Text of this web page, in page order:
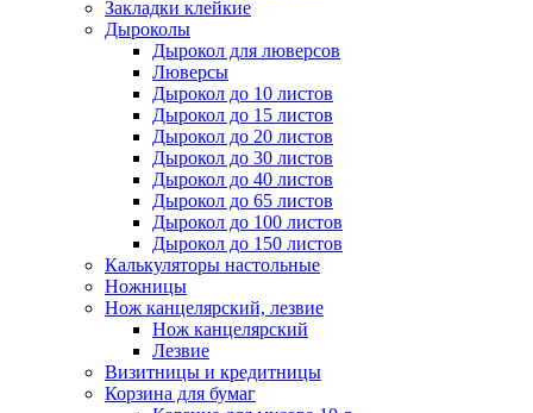
Закладки клейкие
Дыроколы
Дырокол для люверсов
Люверсы
Дырокол до 10 листов
Дырокол до 15 листов
Дырокол до 20 листов
Дырокол до 30 листов
Дырокол до 40 листов
Дырокол до 65 листов
Дырокол до 100 листов
Дырокол до 150 листов
Калькуляторы настольные
Ножницы
Нож канцелярский, лезвие
Нож канцелярский
Лезвие
Визитницы и кредитницы
Корзина для бумаг